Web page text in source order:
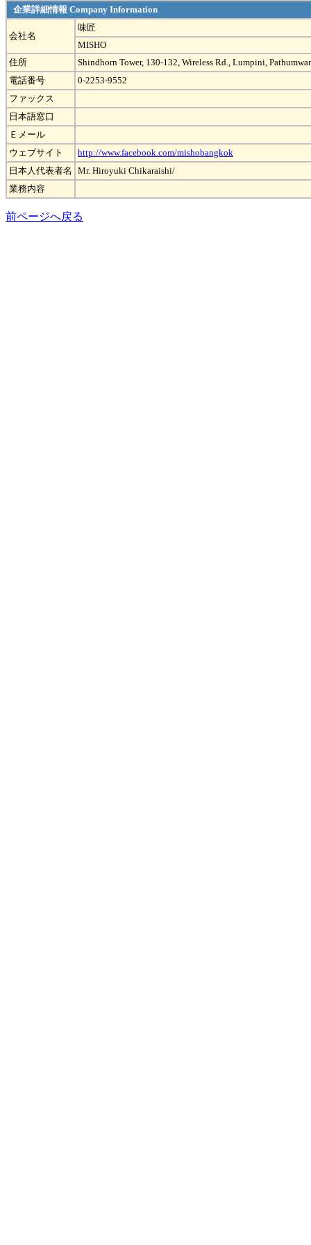
企業詳細情報 Company Information
会社名
味匠
MISHO
住所
Shindhorn Tower, 130-132, Wireless Rd., Lumpini,
電話番号
0-2253-9552
ファックス
日本語窓口
Ｅメール
ウェブサイト
http://www.facebook.com/mishobangkok
日本人代表者名
Mr. Hiroyuki Chikaraishi/
業務内容
前ページへ戻る